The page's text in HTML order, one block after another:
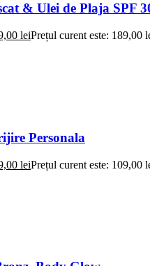
& Ulei de Plaja SPF
leiPrețul curent este: 189,00
Personala
leiPrețul curent este: 109,00